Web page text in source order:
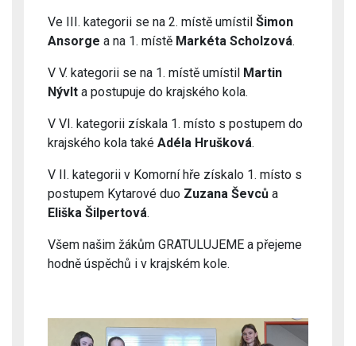
Ve III. kategorii se na 2. místě umístil Šimon
Ansorge a na 1. místě Markéta Scholzová.
V V. kategorii se na 1. místě umístil Martin
Nývlt a postupuje do krajského kola.
V VI. kategorii získala 1. místo s postupem do
krajského kola také Adéla Hrušková.
V II. kategorii v Komorní hře získalo 1. místo s
postupem Kytarové duo Zuzana Ševců a
Eliška Šilpertová.
Všem našim žákům GRATULUJEME a přejeme
hodně úspěchů i v krajském kole.